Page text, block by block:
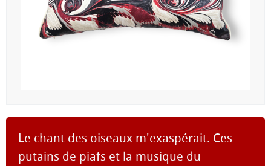
Le chant des oiseaux m'exaspérait. Ces
putains de piafs et la musique du